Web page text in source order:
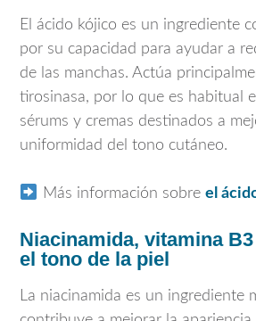
El ácido kójico es un ingrediente
por su capacidad para ayudar a
de las manchas. Actúa
tirosinasa, por lo que es habitual
sérums y cremas destinados a
uniformidad del tono cutáneo.
Más información sobre el
Niacinamida, vitamina
el tono de la piel
La niacinamida es un ingrediente